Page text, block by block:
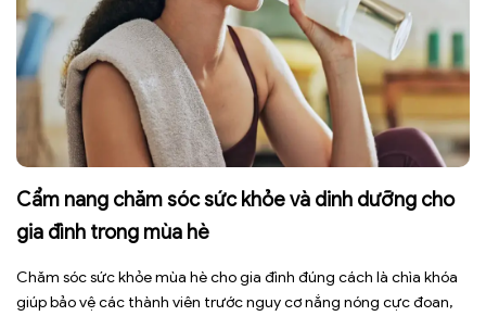
Cẩm nang chăm sóc sức khỏe và dinh dưỡng cho
gia đình trong mùa hè
Chăm sóc sức khỏe mùa hè cho gia đình đúng cách là chìa khóa
giúp bảo vệ các thành viên trước nguy cơ nắng nóng cực đoan,